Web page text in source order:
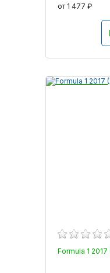
от 1 477 ₽
Formula 1